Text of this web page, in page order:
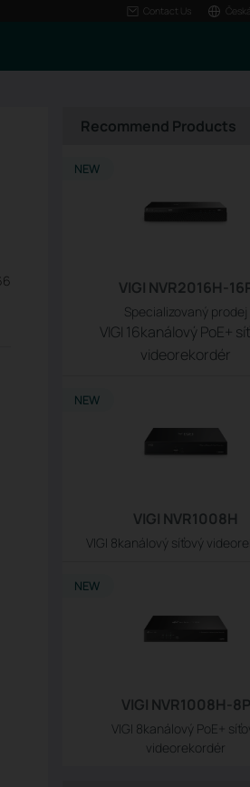
Contact Us
Recommend Products
VIGI NVR2016H-
Specializovaný prodej
VIGI 16kanálový PoE+
videorekordér
NEW
VIGI NVR1008H
VIGI 8kanálový síťový
NEW
VIGI NVR1008H-8P
VIGI 8kanálový PoE+
videorekordér
NEW